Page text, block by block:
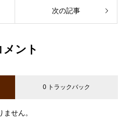
次の記事
メント
0 トラックバック
せん。